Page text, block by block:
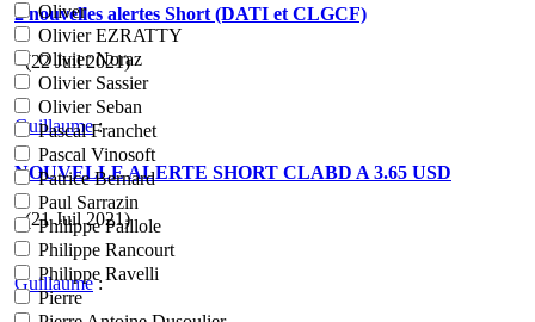
Oliver
Olivier EZRATTY
Olivier Noraz
Olivier Sassier
Olivier Seban
Pascal Franchet
Pascal Vinosoft
Patrice Bernard
Paul Sarrazin
Philippe Paillole
Philippe Rancourt
Philippe Ravelli
Pierre
2 nouvelles alertes Short (DATI et CLGCF)
- (22 Juil 2021)
Guillaume:
NOUVELLE ALERTE SHORT CLABD A 3.65 USD
- (21 Juil 2021)
Guillaume: